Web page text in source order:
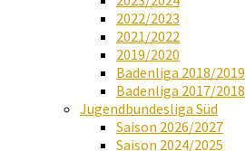
2022/2023
2021/2022
2019/2020
Badenliga 2018/2019
Badenliga 2017/2018
Jugendbundesliga Süd
Saison 2026/2027
Saison 2024/2025